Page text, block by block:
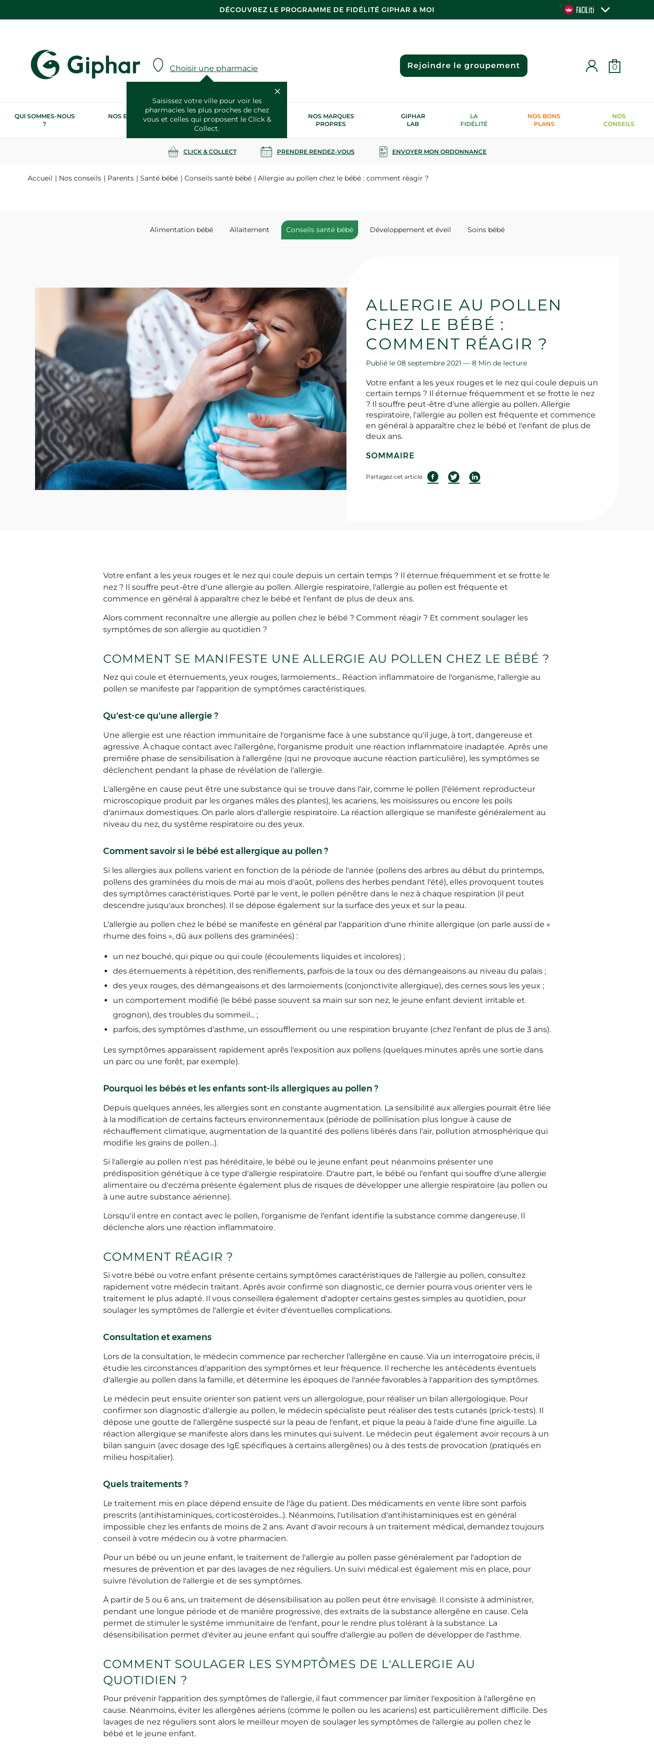
DÉCOUVREZ LE PROGRAMME DE FIDÉLITÉ GIPHAR & MOI
Choisir une pharmacie
Saisissez votre ville pour voir les
pharmacies les plus proches de chez
vous et celles qui proposent le Click &
Collect.
Rejoindre le groupement 0
QUI SOMMES-NOUS
?
NOS ENGAGEMENTS
RSE
NOS SERVICES
SANTÉ
NOS MARQUES
PROPRES
GIPHAR
LAB
LA
FIDÉLITÉ
NOS BONS
PLANS
NOS
CONSEILS
CLICK & COLLECT PRENDRE RENDEZ-VOUS ENVOYER MON ORDONNANCE
Accueil Nos conseils Parents Santé bébé Conseils santé bébé Allergie au pollen chez le bébé : comment réagir ?
Alimentation bébé Allaitement Conseils santé bébé Développement et éveil Soins bébé
ALLERGIE AU POLLEN
CHEZ LE BÉBÉ :
COMMENT RÉAGIR ?
Publié le 08 septembre 2021 —8 Min de lecture
Votre enfant a les yeux rouges et le nez qui coule depuis un
certain temps ? Il éternue fréquemment et se frotte le nez
? Il souffre peut-être d'une allergie au pollen. Allergie
respiratoire, l'allergie au pollen est fréquente et commence
en général à apparaître chez le bébé et l'enfant de plus de
deux ans.
SOMMAIRE
Partagez cet article
Votre enfant a les yeux rouges et le nez qui coule depuis un certain temps ? Il éternue fréquemment et se frotte le
nez ? Il souffre peut-être d'une allergie au pollen. Allergie respiratoire, l'allergie au pollen est fréquente et
commence en général à apparaître chez le bébé et l'enfant de plus de deux ans.
Alors comment reconnaître une allergie au pollen chez le bébé ? Comment réagir ? Et comment soulager les
symptômes de son allergie au quotidien ?
COMMENT SE MANIFESTE UNE ALLERGIE AU POLLEN CHEZ LE BÉBÉ ?
Nez qui coule et éternuements, yeux rouges, larmoiements... Réaction inflammatoire de l'organisme, l'allergie au
pollen se manifeste par l'apparition de symptômes caractéristiques.
Qu'est-ce qu'une allergie ?
Une allergie est une réaction immunitaire de l'organisme face à une substance qu'il juge, à tort, dangereuse et
agressive. À chaque contact avec l'allergêne, l'organisme produit une réaction inflammatoire inadaptée. Aprês une
premiêre phase de sensibilisation à l'allergêne (qui ne provoque aucune réaction particuliêre), les symptômes se
déclenchent pendant la phase de révélation de l'allergie.
L'allergêne en cause peut être une substance qui se trouve dans l'air, comme le pollen (l'élément reproducteur
microscopique produit par les organes mâles des plantes), les acariens, les moisissures ou encore les poils
d'animaux domestiques. On parle alors d'allergie respiratoire. La réaction allergique se manifeste généralement au
niveau du nez, du systême respiratoire ou des yeux.
Comment savoir si le bébé est allergique au pollen ?
Si les allergies aux pollens varient en fonction de la période de l'année (pollens des arbres au début du printemps,
pollens des graminées du mois de mai au mois d'août, pollens des herbes pendant l'été), elles provoquent toutes
des symptômes caractéristiques. Porté par le vent, le pollen pénêtre dans le nez à chaque respiration (il peut
descendre jusqu'aux bronches). Il se dépose également sur la surface des yeux et sur la peau.
L'allergie au pollen chez le bébé se manifeste en général par l'apparition d'une rhinite allergique (on parle aussi de «
rhume des foins », dû aux pollens des graminées) :
un nez bouché, qui pique ou qui coule (écoulements liquides et incolores) ;
des éternuements à répétition, des reniflements, parfois de la toux ou des démangeaisons au niveau du palais ;
des yeux rouges, des démangeaisons et des larmoiements (conjonctivite allergique), des cernes sous les yeux ;
un comportement modifié (le bébé passe souvent sa main sur son nez, le jeune enfant devient irritable et
grognon), des troubles du sommeil... ;
parfois, des symptômes d'asthme, un essoufflement ou une respiration bruyante (chez l'enfant de plus de 3 ans).
Les symptômes apparaissent rapidement aprês l'exposition aux pollens (quelques minutes aprês une sortie dans
un parc ou une forêt, par exemple).
Pourquoi les bébés et les enfants sont-ils allergiques au pollen ?
Depuis quelques années, les allergies sont en constante augmentation. La sensibilité aux allergies pourrait être liée
à la modification de certains facteurs environnementaux (période de pollinisation plus longue à cause de
réchauffement climatique, augmentation de la quantité des pollens libérés dans l'air, pollution atmosphérique qui
modifie les grains de pollen...).
Si l'allergie au pollen n'est pas héréditaire, le bébé ou le jeune enfant peut néanmoins présenter une
prédisposition génétique à ce type d'allergie respiratoire. D'autre part, le bébé ou l'enfant qui souffre d'une allergie
alimentaire ou d'eczéma présente également plus de risques de développer une allergie respiratoire (au pollen ou
à une autre substance aérienne).
Lorsqu'il entre en contact avec le pollen, l'organisme de l'enfant identifie la substance comme dangereuse. Il
déclenche alors une réaction inflammatoire.
COMMENT RÉAGIR ?
Si votre bébé ou votre enfant présente certains symptômes caractéristiques de l'allergie au pollen, consultez
rapidement votre médecin traitant. Aprês avoir confirmé son diagnostic, ce dernier pourra vous orienter vers le
traitement le plus adapté. Il vous conseillera également d'adopter certains gestes simples au quotidien, pour
soulager les symptômes de l'allergie et éviter d'éventuelles complications.
Consultation et examens
Lors de la consultation, le médecin commence par rechercher l'allergêne en cause. Via un interrogatoire précis, il
étudie les circonstances d'apparition des symptômes et leur fréquence. Il recherche les antécédents éventuels
d'allergie au pollen dans la famille, et détermine les époques de l'année favorables à l'apparition des symptômes.
Le médecin peut ensuite orienter son patient vers un allergologue, pour réaliser un bilan allergologique. Pour
confirmer son diagnostic d'allergie au pollen, le médecin spécialiste peut réaliser des tests cutanés (prick-tests). Il
dépose une goutte de l'allergêne suspecté sur la peau de l'enfant, et pique la peau à l'aide d'une fine aiguille. La
réaction allergique se manifeste alors dans les minutes qui suivent. Le médecin peut également avoir recours à un
bilan sanguin (avec dosage des IgE spécifiques à certains allergênes) ou à des tests de provocation (pratiqués en
milieu hospitalier).
Quels traitements ?
Le traitement mis en place dépend ensuite de l'âge du patient. Des médicaments en vente libre sont parfois
prescrits (antihistaminiques, corticostéroïdes...). Néanmoins, l'utilisation d'antihistaminiques est en général
impossible chez les enfants de moins de 2 ans. Avant d'avoir recours à un traitement médical, demandez toujours
conseil à votre médecin ou à votre pharmacien.
Pour un bébé ou un jeune enfant, le traitement de l'allergie au pollen passe généralement par l'adoption de
mesures de prévention et par des lavages de nez réguliers. Un suivi médical est également mis en place, pour
suivre l'évolution de l'allergie et de ses symptômes.
À partir de 5 ou 6 ans, un traitement de désensibilisation au pollen peut être envisagé. Il consiste à administrer,
pendant une longue période et de maniêre progressive, des extraits de la substance allergêne en cause. Cela
permet de stimuler le systême immunitaire de l'enfant, pour le rendre plus tolérant à la substance. La
désensibilisation permet d'éviter au jeune enfant qui souffre d'allergie au pollen de développer de l'asthme.
COMMENT SOULAGER LES SYMPTÔMES DE L'ALLERGIE AU
QUOTIDIEN ?
Pour prévenir l'apparition des symptômes de l'allergie, il faut commencer par limiter l'exposition à l'allergêne en
cause. Néanmoins, éviter les allergênes aériens (comme le pollen ou les acariens) est particuliêrement difficile. Des
lavages de nez réguliers sont alors le meilleur moyen de soulager les symptômes de l'allergie au pollen chez le
bébé et le jeune enfant.